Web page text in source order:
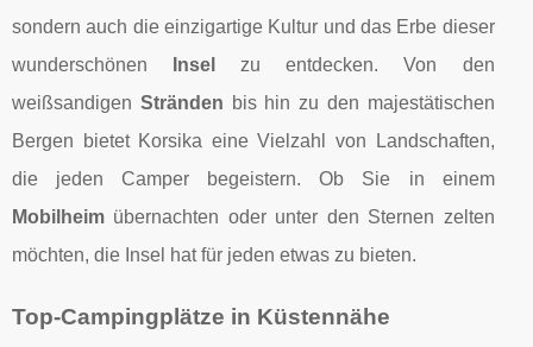
sondern auch die einzigartige Kultur und das Erbe dieser
wunderschönen
Insel
zu entdecken. Von den
weißsandigen Stränden bis hin zu den majestätischen
Bergen bietet Korsika eine Vielzahl von Landschaften,
die jeden Camper begeistern. Ob Sie in einem
Mobilheim übernachten oder unter den Sternen zelten
möchten, die Insel hat für jeden etwas zu bieten.
Top-Campingplätze in Küstennähe